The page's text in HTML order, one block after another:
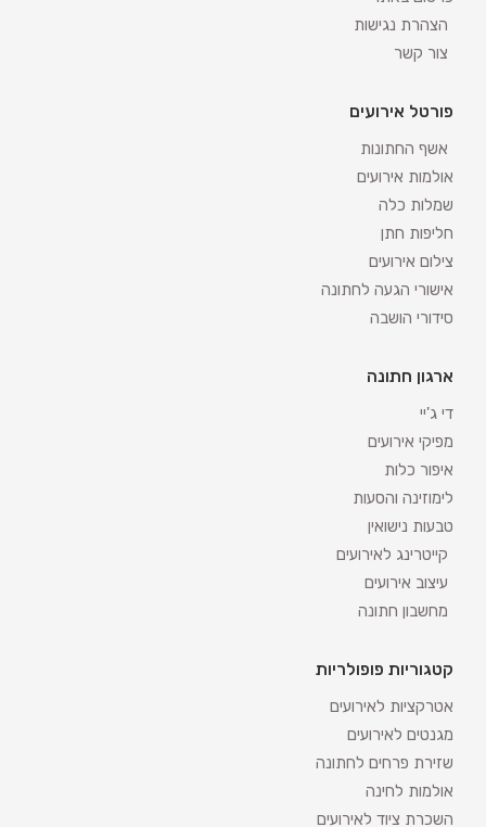
הצהרת נגישות
צור קשר
פורטל אירועים
אשף החתונות
אולמות אירועים
שמלות כלה
חליפות חתן
צילום אירועים
אישורי הגעה לחתונה
סידורי הושבה
ארגון חתונה
די ג'יי
מפיקי אירועים
איפור כלות
לימוזינה והסעות
טבעות נישואין
קייטרינג לאירועים
עיצוב אירועים
מחשבון חתונה
קטגוריות פופולריות
אטרקציות לאירועים
מגנטים לאירועים
שזירת פרחים לחתונה
אולמות לחינה
השכרת ציוד לאירועים